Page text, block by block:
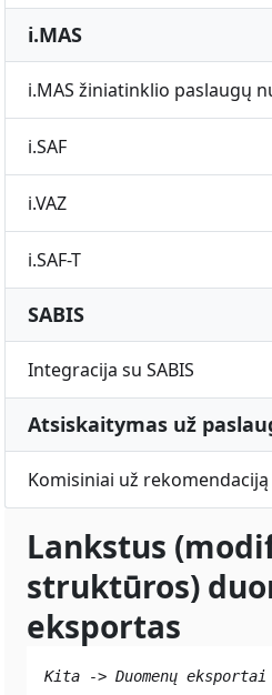
i.MAS
i.MAS žiniatinklio paslaugų
i.SAF
i.VAZ
i.SAF-T
SABIS
Integracija su SABIS
Atsiskaitymas už
Komisiniai už rekomendaciją
Lankstus
struktūros)
eksportas
Kita -> Duomenų eksportai